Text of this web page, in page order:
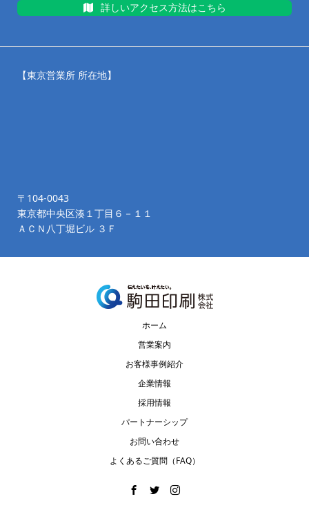
詳しいアクセス方法はこちら
【東京営業所 所在地】
〒104-0043
東京都中央区湊１丁目６－１１
ＡＣＮ八丁堀ビル ３Ｆ
ホーム
営業案内
お客様事例紹介
企業情報
採用情報
パートナーシップ
お問い合わせ
よくあるご質問（FAQ）